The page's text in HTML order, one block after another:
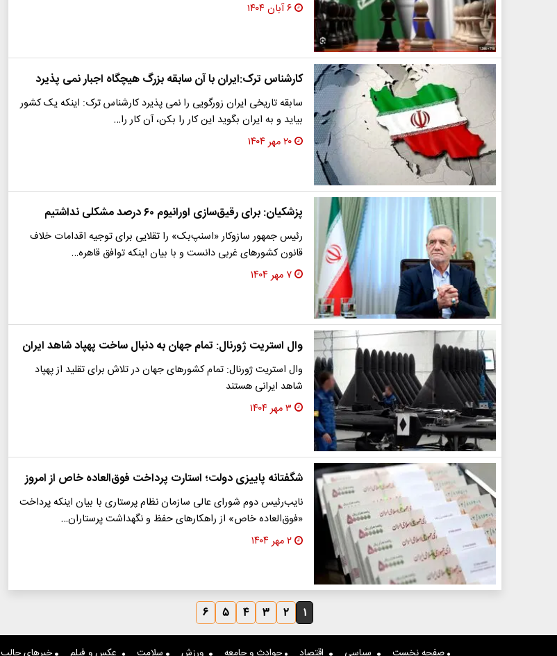
۶ آبان ۱۴۰۴
کارشناس ترک:ایران با آن سابقه بزرگ هیچگاه اجبار نمی پذیرد
سابقه تاریخی ایران زورگویی را نمی پذیرد کارشناس ترک: اینکه یک کشور
بیاید و به ایران بگوید این کار را بکن، آن کار را…
۲۰ مهر ۱۴۰۴
پزشکیان: برای رقیق‌سازی اورانیوم ۶۰ درصد مشکلی نداشتیم
​رئیس جمهور سازوکار «اسنپ‌بک» را تقلایی برای توجیه اقدامات خلاف
قانون کشورهای غربی دانست و با بیان اینکه توافق قاهره…
۷ مهر ۱۴۰۴
وال استریت ژورنال: تمام جهان به دنبال ساخت پهپاد شاهد ایران
وال استریت ژورنال: تمام کشورهای جهان در تلاش برای تقلید از پهپاد
شاهد ایرانی هستند
۳ مهر ۱۴۰۴
شگفتانه پاییزی دولت؛ استارت پرداخت فوق‌العاده‌ خاص از امروز
نایب‌رئیس دوم شورای عالی سازمان نظام پرستاری با بیان اینکه پرداخت
«فوق‌العاده خاص» از راهکارهای حفظ و نگهداشت پرستاران…
۲ مهر ۱۴۰۴
۱ ۲ ۳ ۴ ۵ ۶